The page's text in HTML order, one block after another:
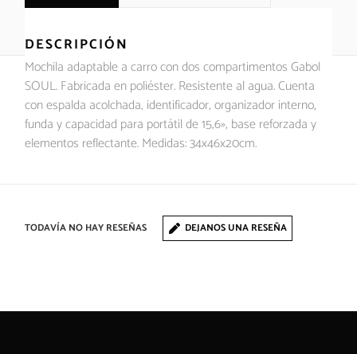
DESCRIPCIÓN
Mochila adaptable a carro con dos compartimentos Gabol
SOUL. Fabricada en poliéster. Resistente al agua. Cuenta
con espalda acolchada, identificador, organizador interno,
funda y capacidad para portátil de 15,6», base reforzada y
elementos reflectante. Medidas: 34x46x20cm.
TODAVÍA NO HAY RESEÑAS DEJANOS UNA RESEÑA